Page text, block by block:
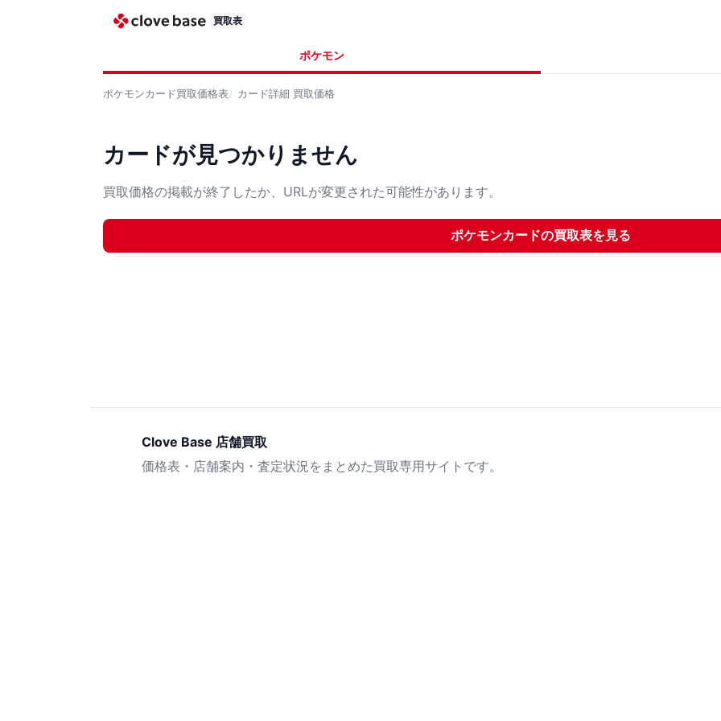
買取表
ポケモン
ポケモンカード買取価格表 カード詳細 買取価格
カードが見つかりません
買取価格の掲載が終了したか、URLが変更された可能性があります。
ポケモンカードの買取表を見る
Clove Base 店舗買取
価格表・店舗案内・査定状況をまとめた買取専用サイトです。